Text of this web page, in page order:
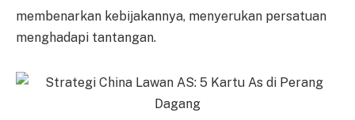
membenarkan kebijakannya, menyerukan persatuan
menghadapi tantangan.